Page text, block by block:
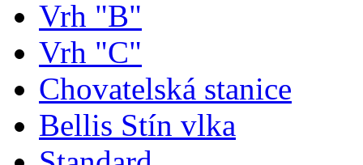
Vrh "B"
Vrh "C"
Chovatelská stanice
Bellis Stín vlka